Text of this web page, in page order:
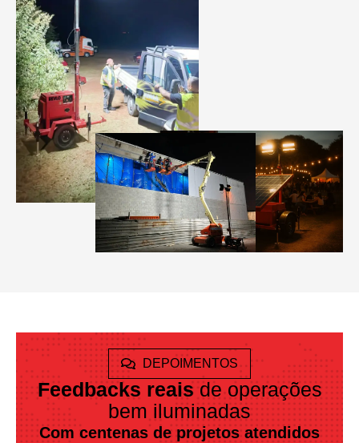
DEPOIMENTOS
Feedbacks reaisde operações
bem iluminadas
Com centenas de projetos atendidos